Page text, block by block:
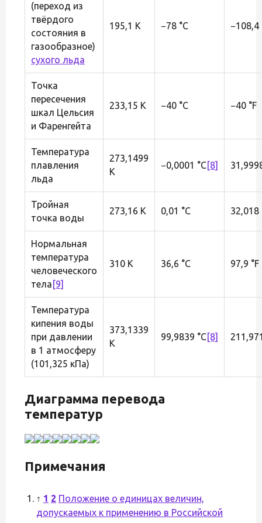
(переход из
твёрдого
состояния в
газообразное)
сухого льда
195,1 K −78 °C −108,4
Точка
пересечения
шкал Цельсия
и Фаренгейта
233,15 K −40 °C −40 °F
Температура
плавления
льда
273,1499
K
−0,0001 °C[8]
Тройная
точка воды
273,16 K 0,01 °C 32,018
Нормальная
температура
человеческого
тела [9]
310 K 36,6 °C 97,9 °F
Температура
кипения воды
при давлении
в 1 атмосферу
(101,325 кПа)
373,1339
K
99,9839 °C[8]
Диаграмма перевода
температур
Примечания
↑ 1 2 Положение о единицах величин,
допускаемых к применению в Российской